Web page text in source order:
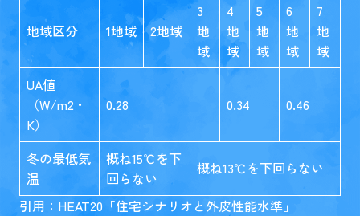
地域区分 1地域 2地域
3
地
域
4
地
域
5
地
域
6
地
域
7
地
域
UA値
（W/m2・
K）
0.28 0.34 0.46
冬の最低気
温
概ね15℃を下
回らない
概ね13℃を下回らない
引用：HEAT20「住宅シナリオと外皮性能水準 」